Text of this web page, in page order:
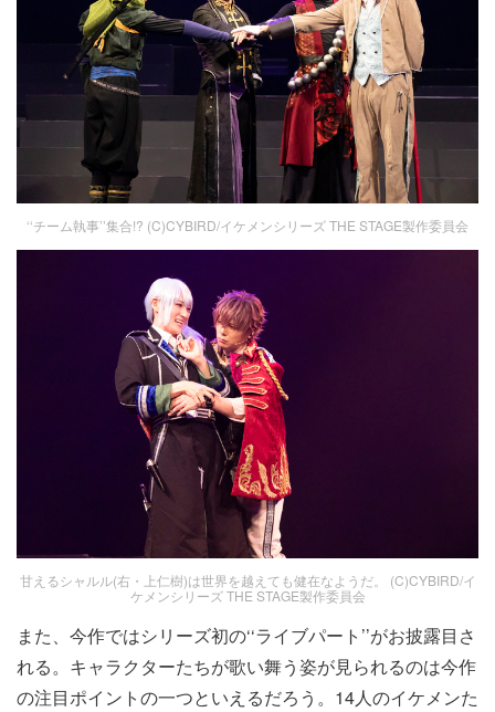
‘‘チーム執事’’集合!? (C)CYBIRD/イケメンシリーズ THE STAGE製作委員会
甘えるシャルル(右・上仁樹)は世界を越えても健在なようだ。 (C)CYBIRD/イ
ケメンシリーズ THE STAGE製作委員会
また、今作ではシリーズ初の‘‘ライブパート’’がお披露目さ
れる。キャラクターたちが歌い舞う姿が見られるのは今作
の注目ポイントの一つといえるだろう。14人のイケメンた